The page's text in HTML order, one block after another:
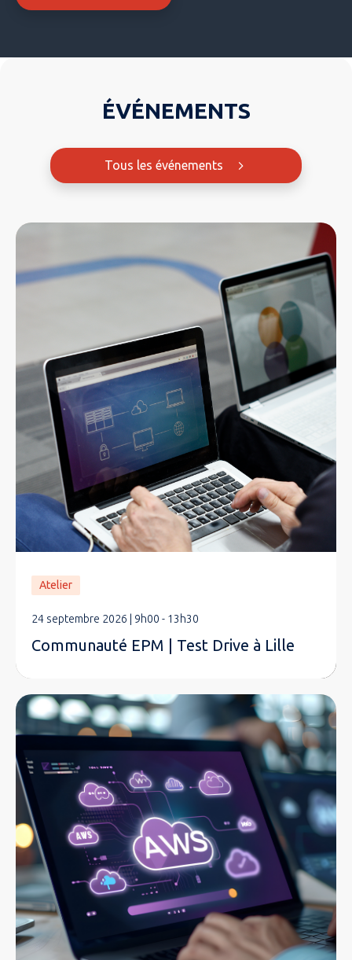
ÉVÉNEMENTS
Tous les événements
Atelier
24 septembre 2026 | 9h00 - 13h30
Communauté EPM | Test Drive à Lille